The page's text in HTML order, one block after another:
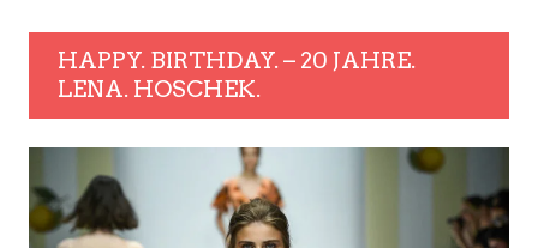
HAPPY. BIRTHDAY. – 20 JAHRE.
LENA. HOSCHEK.